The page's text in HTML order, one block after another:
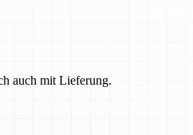
auch mit Lieferung.